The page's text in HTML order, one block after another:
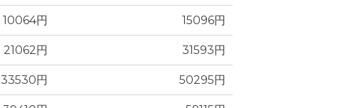
間取り図の写真
10064円 15096円
21062円 31593円
33530円 50295円